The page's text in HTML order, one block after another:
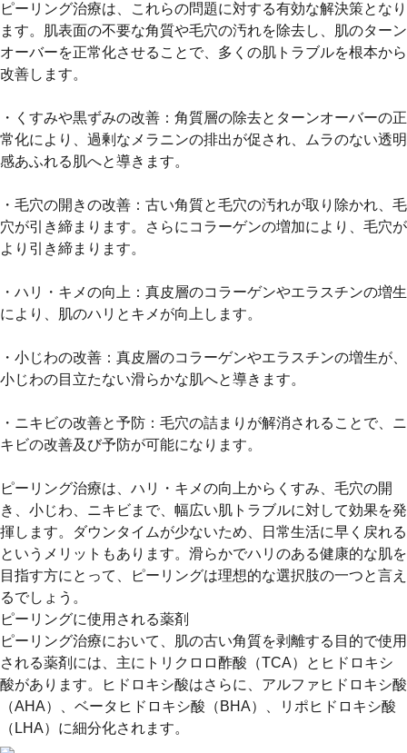
ピーリング治療は、これらの問題に対する有効な解決策となり
ます。肌表面の不要な角質や毛穴の汚れを除去し、肌のターン
オーバーを正常化させることで、多くの肌トラブルを根本から
改善します。
・くすみや黒ずみの改善： 角質層の除去とターンオーバーの正
常化により、過剰なメラニンの排出が促され、ムラのない透明
感あふれる肌へと導きます。
・毛穴の開きの改善： 古い角質と毛穴の汚れが取り除かれ、毛
穴が引き締まります。さらにコラーゲンの増加により、毛穴が
より引き締まります。
・ハリ・キメの向上： 真皮層のコラーゲンやエラスチンの増生
により、肌のハリとキメが向上します。
・小じわの改善： 真皮層のコラーゲンやエラスチンの増生が、
小じわの目立たない滑らかな肌へと導きます。
・ニキビの改善と予防： 毛穴の詰まりが解消されることで、ニ
キビの改善及び予防が可能になります。
ピーリング治療は、ハリ・キメの向上からくすみ、毛穴の開
き、小じわ、ニキビまで、幅広い肌トラブルに対して効果を発
揮します。ダウンタイムが少ないため、日常生活に早く戻れる
というメリットもあります。滑らかでハリのある健康的な肌を
目指す方にとって、ピーリングは理想的な選択肢の一つと言え
るでしょう。
ピーリングに使用される薬剤
ピーリング治療において、肌の古い角質を剥離する目的で使用
される薬剤には、主にトリクロロ酢酸（TCA）とヒドロキシ
酸があります。ヒドロキシ酸はさらに、アルファヒドロキシ酸
（AHA）、ベータヒドロキシ酸（BHA）、リポヒドロキシ酸
（LHA）に細分化されます。